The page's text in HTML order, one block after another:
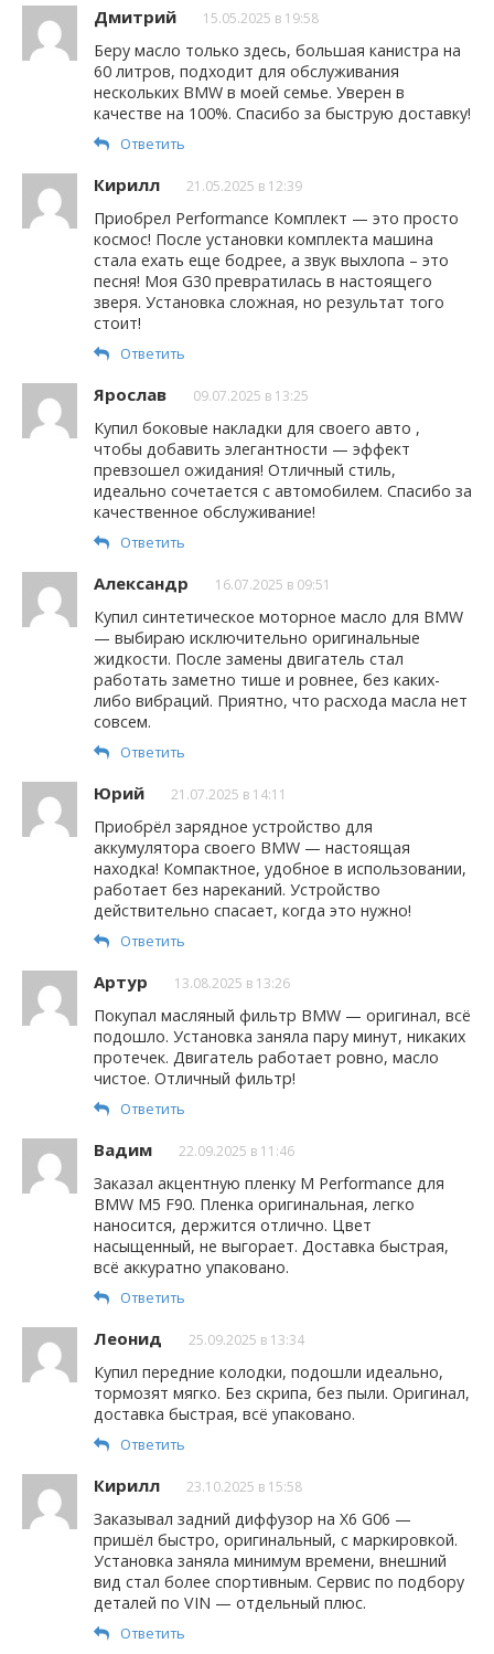
Дмитрий 15.05.2025 в 19:58
Беру масло только здесь, большая канистра на
60 литров, подходит для обслуживания
нескольких BMW в моей семье. Уверен в
качестве на 100%. Спасибо за быструю доставку!
Ответить
Кирилл 21.05.2025 в 12:39
Приобрел Performance Комплект — это просто
космос! После установки комплекта машина
стала ехать еще бодрее, а звук выхлопа – это
песня! Моя G30 превратилась в настоящего
зверя. Установка сложная, но результат того
стоит!
Ответить
Ярослав 09.07.2025 в 13:25
Купил боковые накладки для своего авто ,
чтобы добавить элегантности — эффект
превзошел ожидания! Отличный стиль,
идеально сочетается с автомобилем. Спасибо за
качественное обслуживание!
Ответить
Александр 16.07.2025 в 09:51
Купил синтетическое моторное масло для BMW
— выбираю исключительно оригинальные
жидкости. После замены двигатель стал
работать заметно тише и ровнее, без каких-
либо вибраций. Приятно, что расхода масла нет
совсем.
Ответить
Юрий 21.07.2025 в 14:11
Приобрёл зарядное устройство для
аккумулятора своего BMW — настоящая
находка! Компактное, удобное в использовании,
работает без нареканий. Устройство
действительно спасает, когда это нужно!
Ответить
Артур 13.08.2025 в 13:26
Покупал масляный фильтр BMW — оригинал, всё
подошло. Установка заняла пару минут, никаких
протечек. Двигатель работает ровно, масло
чистое. Отличный фильтр!
Ответить
Вадим 22.09.2025 в 11:46
Заказал акцентную пленку M Performance для
BMW M5 F90. Пленка оригинальная, легко
наносится, держится отлично. Цвет
насыщенный, не выгорает. Доставка быстрая,
всё аккуратно упаковано.
Ответить
Леонид 25.09.2025 в 13:34
Купил передние колодки, подошли идеально,
тормозят мягко. Без скрипа, без пыли. Оригинал,
доставка быстрая, всё упаковано.
Ответить
Кирилл 23.10.2025 в 15:58
Заказывал задний диффузор на X6 G06 —
пришёл быстро, оригинальный, с маркировкой.
Установка заняла минимум времени, внешний
вид стал более спортивным. Сервис по подбору
деталей по VIN — отдельный плюс.
Ответить